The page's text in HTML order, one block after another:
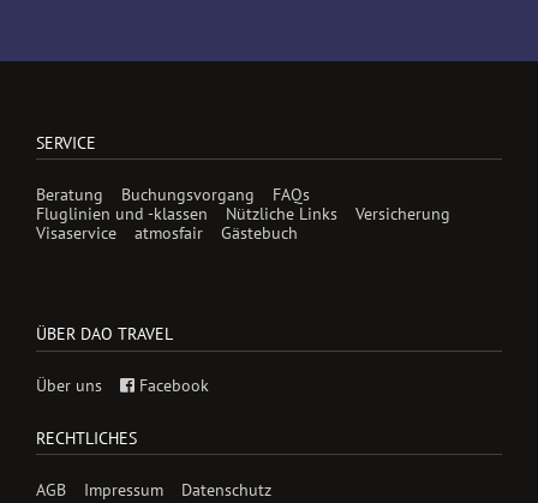
SERVICE
Beratung Buchungsvorgang
FAQs
Fluglinien und -klassen
Nützliche Links
Versicherung
Visaservice
atmosfair Gästebuch
ÜBER DAO TRAVEL
Über uns Facebook
RECHTLICHES
AGB Impressum Datenschutz